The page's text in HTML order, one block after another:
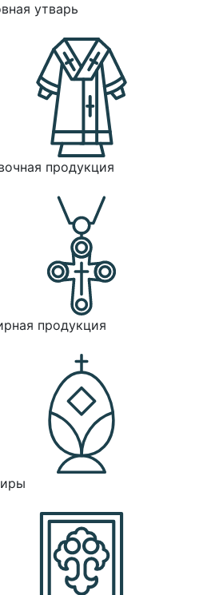
утварь
продукция
продукция